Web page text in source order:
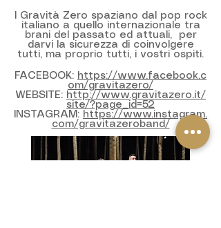
I Gravità Zero spaziano dal pop rock
italiano a quello internazionale tra
brani del passato ed attuali, per
darvi la sicurezza di coinvolgere
tutti, ma proprio tutti, i vostri ospiti.
FACEBOOK: https://www.facebook.c
om/gravitazero/
WEBSITE: http://www.gravitazero.it/
site/?page_id=52
INSTAGRAM: https://www.instagram.
com/gravitazeroband/